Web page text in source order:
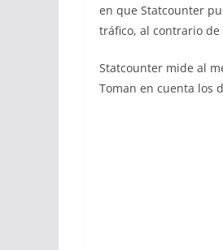
en que Statcounter
tráfico, al contrario de
Statcounter mide al
Toman en cuenta los